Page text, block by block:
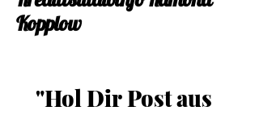
Kopplow
"Hol Dir Post aus